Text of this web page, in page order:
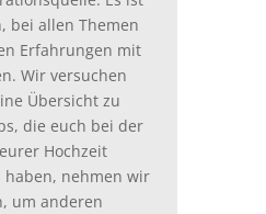
bei allen Themen
Erfahrungen mit
Wir versuchen
Übersicht zu
die euch bei der
Hochzeit
nehmen wir
um anderen